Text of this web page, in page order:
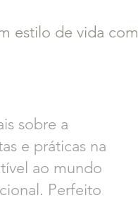
estilo de vida com
sobre a
e práticas na
ao mundo
Perfeito